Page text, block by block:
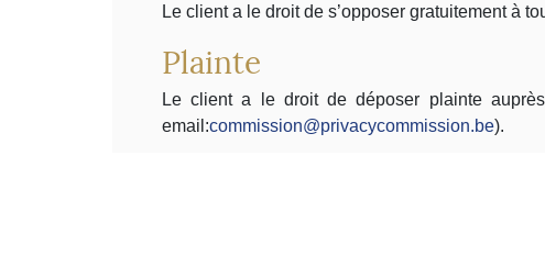
Le client a le droit de s’opposer gratuitement à
Plainte
Le client a le droit de déposer plainte
email:commission@privacycommission.be).